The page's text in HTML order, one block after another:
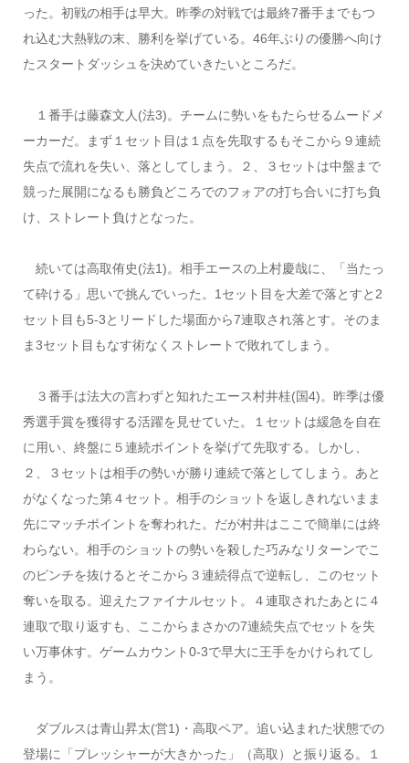
った。初戦の相手は早大。昨季の対戦では最終7番手までもつ
れ込む大熱戦の末、勝利を挙げている。46年ぶりの優勝へ向け
たスタートダッシュを決めていきたいところだ。
１番手は藤森文人(法3)。チームに勢いをもたらせるムードメ
ーカーだ。まず１セット目は１点を先取するもそこから９連続
失点で流れを失い、落としてしまう。２、３セットは中盤まで
競った展開になるも勝負どころでのフォアの打ち合いに打ち負
け、ストレート負けとなった。
続いては高取侑史(法1)。相手エースの上村慶哉に、「当たっ
て砕ける」思いで挑んでいった。1セット目を大差で落とすと2
セット目も5-3とリードした場面から7連取され落とす。そのま
ま3セット目もなす術なくストレートで敗れてしまう。
３番手は法大の言わずと知れたエース村井桂(国4)。昨季は優
秀選手賞を獲得する活躍を見せていた。１セットは緩急を自在
に用い、終盤に５連続ポイントを挙げて先取する。しかし、
２、３セットは相手の勢いが勝り連続で落としてしまう。あと
がなくなった第４セット。相手のショットを返しきれないまま
先にマッチポイントを奪われた。だが村井はここで簡単には終
わらない。相手のショットの勢いを殺した巧みなリターンでこ
のピンチを抜けるとそこから３連続得点で逆転し、このセット
奪いを取る。迎えたファイナルセット。４連取されたあとに４
連取で取り返すも、ここからまさかの7連続失点でセットを失
い万事休す。ゲームカウント0-3で早大に王手をかけられてし
まう。
ダブルスは青山昇太(営1)・高取ペア。追い込まれた状態での
登場に「プレッシャーが大きかった」（高取）と振り返る。１